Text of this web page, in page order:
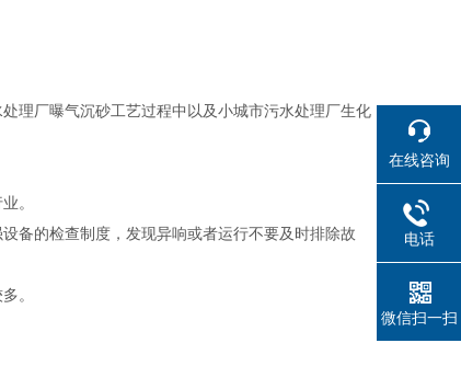
理厂曝气沉砂工艺过程中以及小城市污水处理厂生化
。
备的检查制度，发现异响或者运行不要及时排除故
。
在线咨询
电话
微信扫一扫